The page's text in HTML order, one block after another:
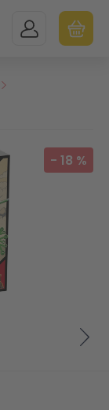
MEIN KONTO
- 18 %